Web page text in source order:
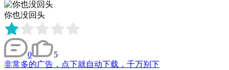
你也没回头
0
5
非常多的广告，点下就自动下载，千万别下